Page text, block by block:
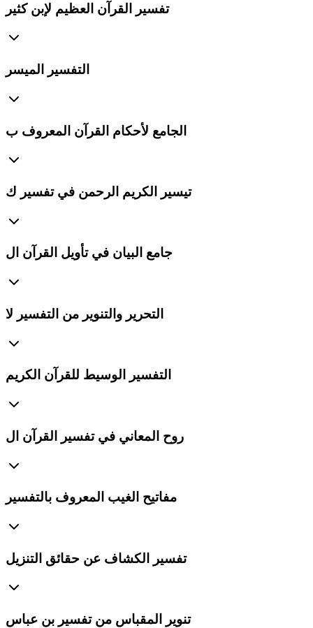
تفسير القرآن العظيم لإبن كثير
التفسير الميسر
الجامع لأحكام القرآن المعروف ب
تيسير الكريم الرحمن في تفسير ك
جامع البيان في تأويل القرآن ال
التحرير والتنوير من التفسير لا
التفسير الوسيط للقرآن الكريم
روح المعاني في تفسير القرآن ال
مفاتيح الغيب المعروف بالتفسير
تفسير الكشاف عن حقائق التنزيل
تنوير المقباس من تفسير بن عباس